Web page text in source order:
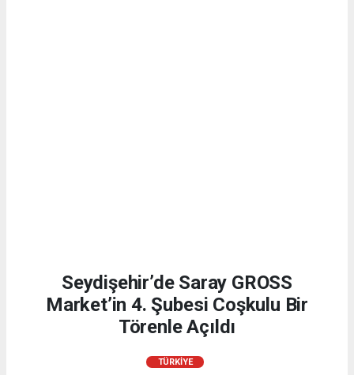
Seydişehir’de Saray GROSS
Market’in 4. Şubesi Coşkulu Bir
Törenle Açıldı
TÜRKIYE